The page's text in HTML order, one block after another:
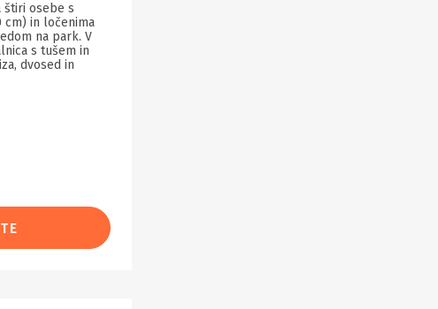
štiri osebe s
cm) in ločenima
na park. V
s tušem in
dvosed in